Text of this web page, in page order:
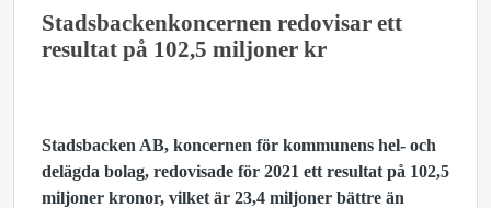
Stadsbackenkoncernen redovisar ett
resultat på 102,5 miljoner kr
Stadsbacken AB, koncernen för kommunens hel- och
delägda bolag, redovisade för 2021 ett resultat på 102,5
miljoner kronor, vilket är 23,4 miljoner bättre än